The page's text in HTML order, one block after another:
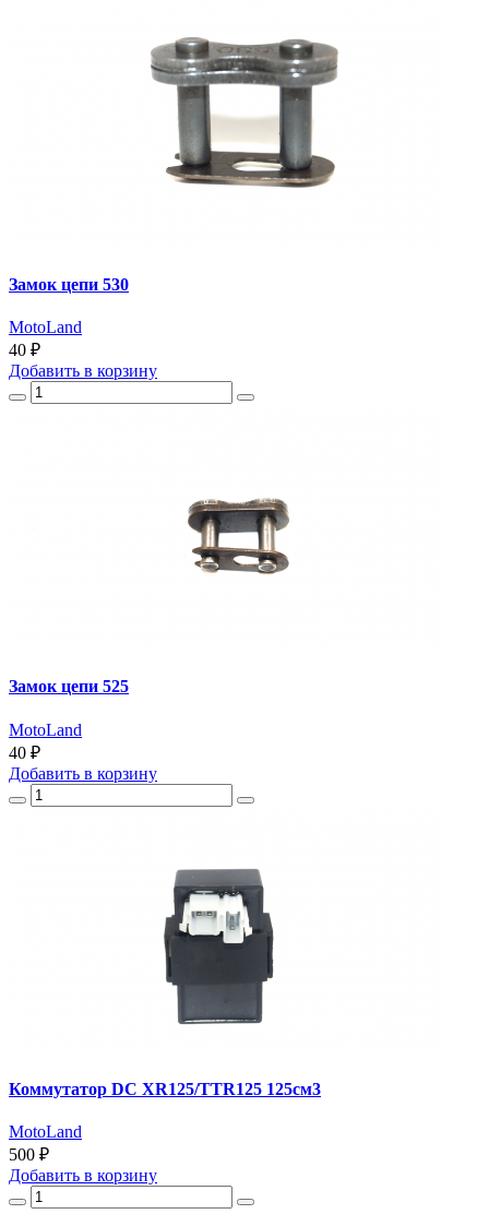
Замок цепи 530
MotoLand
40 ₽
Добавить в корзину
Замок цепи 525
MotoLand
40 ₽
Добавить в корзину
Коммутатор DC XR125/TTR125 125см3
MotoLand
500 ₽
Добавить в корзину